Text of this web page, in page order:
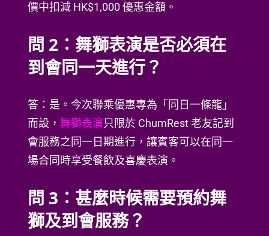
價中扣減 HK$1,000 優惠金額。
問 2：舞獅表演是否必須在
到會同一天進行？
答：是。今次聯乘優惠專為「同日一條龍」
而設， 舞獅表演只限於 ChumRest 老友記到
會服務之同一日期進行，讓賓客可以在同一
場合同時享受餐飲及喜慶表演。
問 3：甚麼時候需要預約舞
獅及到會服務？